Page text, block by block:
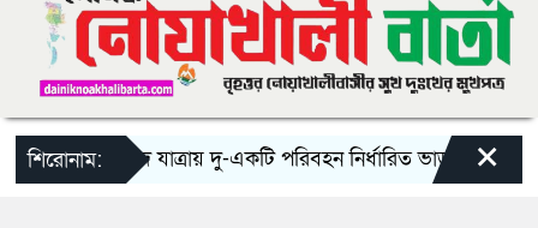
শিরোনাম:‘ঈদ যাত্রায় দু-একটি পরিবহন নির্ধারিত ভাড়ার চেয়েও কম
×